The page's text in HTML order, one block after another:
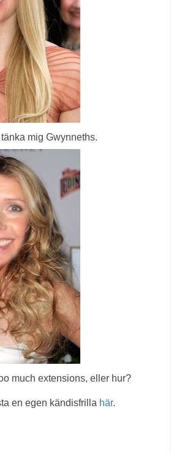
mig Gwynneths.
much extensions, eller hur?
en egen kändisfrilla här.